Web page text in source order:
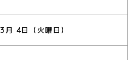
3月 4日（火曜日）